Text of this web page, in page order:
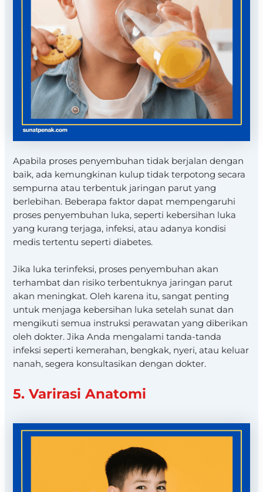
Apabila proses penyembuhan tidak berjalan dengan
baik, ada kemungkinan kulup tidak terpotong secara
sempurna atau terbentuk jaringan parut yang
berlebihan. Beberapa faktor dapat mempengaruhi
proses penyembuhan luka, seperti kebersihan luka
yang kurang terjaga, infeksi, atau adanya kondisi
medis tertentu seperti diabetes.
Jika luka terinfeksi, proses penyembuhan akan
terhambat dan risiko terbentuknya jaringan parut
akan meningkat. Oleh karena itu, sangat penting
untuk menjaga kebersihan luka setelah sunat dan
mengikuti semua instruksi perawatan yang diberikan
oleh dokter. Jika Anda mengalami tanda-tanda
infeksi seperti kemerahan, bengkak, nyeri, atau keluar
nanah, segera konsultasikan dengan dokter.
5. Varirasi Anatomi